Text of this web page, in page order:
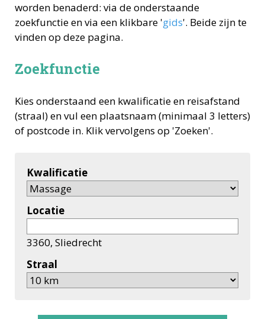
worden benaderd: via de onderstaande
zoekfunctie en via een klikbare 'gids'. Beide zijn te
vinden op deze pagina.
Zoekfunctie
Kies onderstaand een kwalificatie en reisafstand
(straal) en vul een plaatsnaam (minimaal 3 letters)
of postcode in. Klik vervolgens op 'Zoeken'.
Kwalificatie
Locatie
3360, Sliedrecht
Straal